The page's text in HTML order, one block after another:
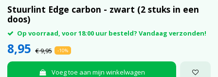
Stuurlint Edge carbon - zwart (2 stuks in een
doos)
Op voorraad, voor 18:00 uur besteld? Vandaag verzonden!
8,95 € 9,95 -10%
Voeg toe aan mijn winkelwagen